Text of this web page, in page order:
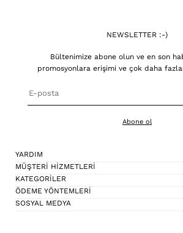
NEWSLETTER :-)
Bültenimize abone olun ve en son
promosyonlara erişimi ve çok daha
Abone ol
YARDIM
MÜŞTERİ HİZMETLERİ
KATEGORİLER
ÖDEME YÖNTEMLERİ
SOSYAL MEDYA